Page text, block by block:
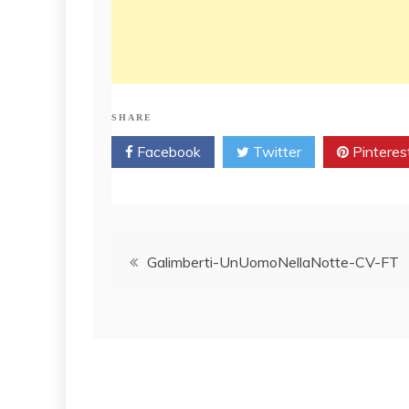
SHARE
Facebook Twitter
PostGalimberti-UnUomoNellaNotte-CV-FT